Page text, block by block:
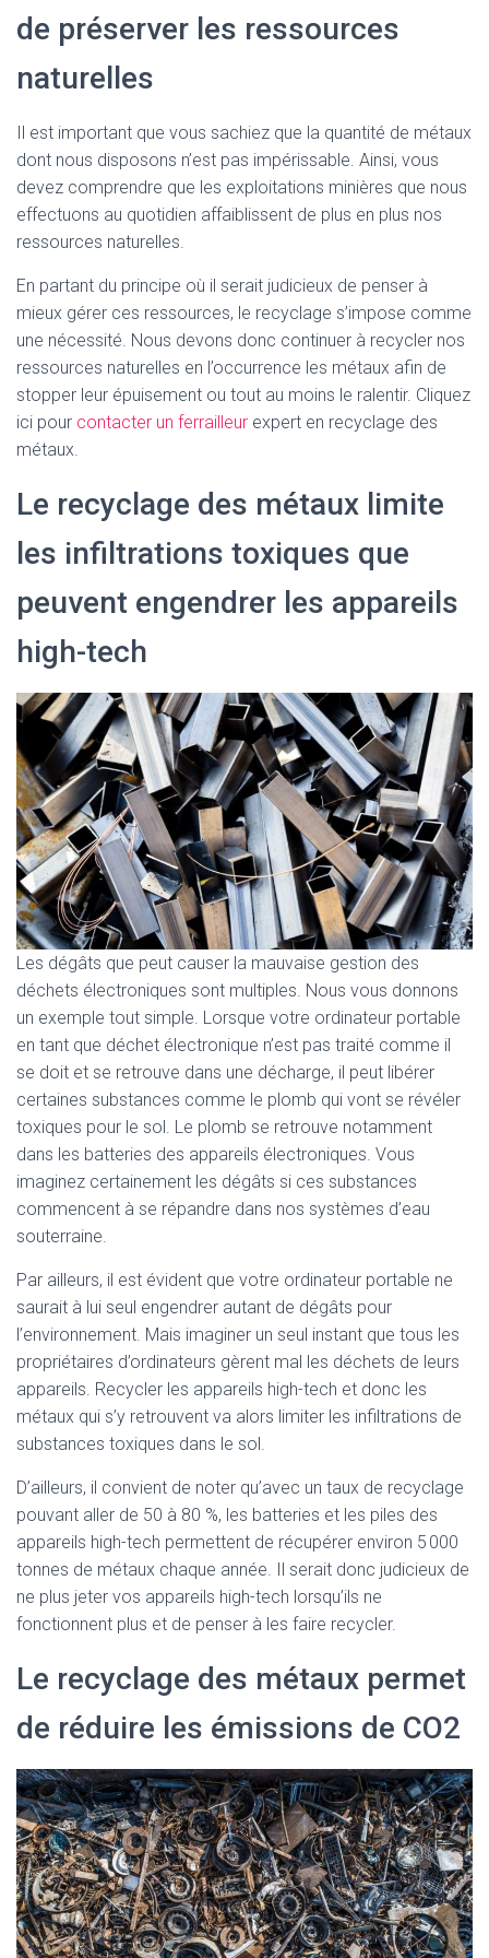
de préserver les ressources
naturelles
Il est important que vous sachiez que la quantité de métaux
dont nous disposons n’est pas impérissable. Ainsi, vous
devez comprendre que les exploitations minières que nous
effectuons au quotidien affaiblissent de plus en plus nos
ressources naturelles.
En partant du principe où il serait judicieux de penser à
mieux gérer ces ressources, le recyclage s’impose comme
une nécessité. Nous devons donc continuer à recycler nos
ressources naturelles en l’occurrence les métaux afin de
stopper leur épuisement ou tout au moins le ralentir. Cliquez
ici pour contacter un ferrailleur expert en recyclage des
métaux.
Le recyclage des métaux limite
les infiltrations toxiques que
peuvent engendrer les appareils
high-tech
Les dégâts que peut causer la mauvaise gestion des
déchets électroniques sont multiples. Nous vous donnons
un exemple tout simple. Lorsque votre ordinateur portable
en tant que déchet électronique n’est pas traité comme il
se doit et se retrouve dans une décharge, il peut libérer
certaines substances comme le plomb qui vont se révéler
toxiques pour le sol. Le plomb se retrouve notamment
dans les batteries des appareils électroniques. Vous
imaginez certainement les dégâts si ces substances
commencent à se répandre dans nos systèmes d’eau
souterraine.
Par ailleurs, il est évident que votre ordinateur portable ne
saurait à lui seul engendrer autant de dégâts pour
l’environnement. Mais imaginer un seul instant que tous les
propriétaires d’ordinateurs gèrent mal les déchets de leurs
appareils. Recycler les appareils high-tech et donc les
métaux qui s’y retrouvent va alors limiter les infiltrations de
substances toxiques dans le sol.
D’ailleurs, il convient de noter qu’avec un taux de recyclage
pouvant aller de 50 à 80 %, les batteries et les piles des
appareils high-tech permettent de récupérer environ 5 000
tonnes de métaux chaque année. Il serait donc judicieux de
ne plus jeter vos appareils high-tech lorsqu’ils ne
fonctionnent plus et de penser à les faire recycler.
Le recyclage des métaux permet
de réduire les émissions de CO2